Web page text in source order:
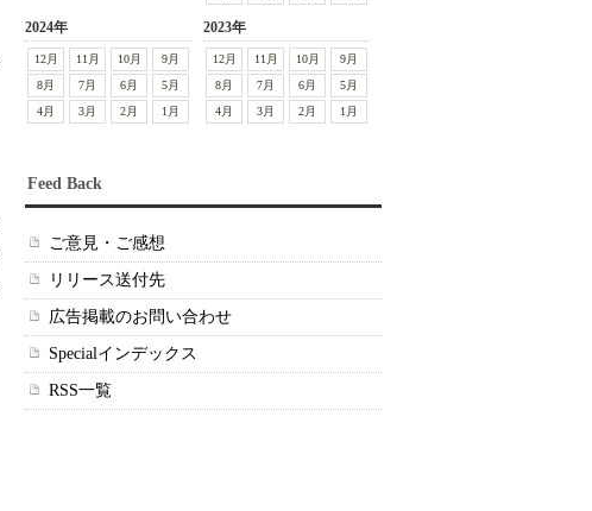
2024年
12月 11月 10月
9月
8月
7月 6月
5月
4月
3月 2月 1月
2023年
12月 11月 10月
9月
8月
7月 6月
5月
4月
3月 2月 1月
Feed Back
ご意見・ご感想
リリース送付先
広告掲載のお問い合わせ
Specialインデックス
RSS一覧